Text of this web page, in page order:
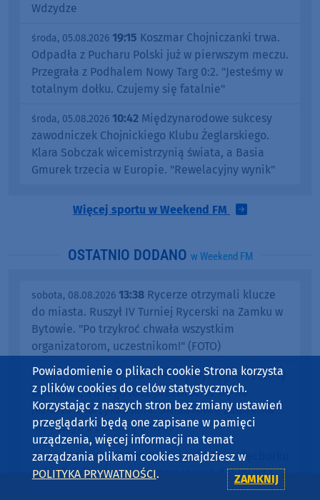
Wdzydze
środa, 05.08.2026 19:15 Koszmar Chojniczanki trwa.
Odpadła z Pucharu Polski już w pierwszym meczu.
Przegrała z Podhalem Nowy Targ 0:2. "Jesteśmy w
totalnym dołku. Czujemy się fatalnie"
środa, 05.08.2026 10:42 Międzynarodowe sukcesy
zawodniczek Chojnickiego Klubu Żeglarskiego.
Klara Sobczak wicemistrzynią świata, a Basia
Gmurek trzecia w Europie. "Rewelacyjny wynik"
Więcej sportu w Weekend FM
OSTATNIO DODANO w Weekend FM
sobota, 08.08.2026 13:38 Rycerze otrzymali klucze
do miasta. Ruszył IV Turniej Rycerski na Zamku w
Bytowie. "Po trzykroć chwała wszystkim
organizatorom, uczestnikom!" (FOTO)
sobota, 08.08.2026 12:38Strażacy wyciągnęli z wody
wędkarza, którego łódź przewróciła się na
Jeziorze Charzykowskim. Świadkowie zdarzenia
nie ruszyli z pomocą (FOTO)
sobota, 08.08.2026 10:26Dzisiaj (08.08) w Więcborku
najważniejszy koncert tegorocznych dni miasta.
Powiadomienie o plikach cookie Strona korzysta
z plików cookies do celów statystycznych.
Korzystając z naszych stron bez zmiany ustawień
przeglądarki będą one zapisane w pamięci
urządzenia, więcej informacji na temat
zarządzania plikami cookies znajdziesz w
POLITYKA PRYWATNOŚCI. ZAMKNIJ